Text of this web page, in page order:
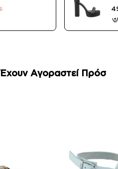
Έχουν Αγοραστεί